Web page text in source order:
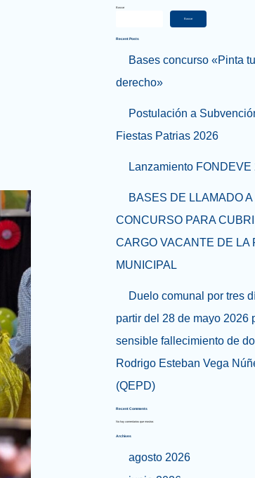
Buscar
Buscar
Recent Posts
Bases concurso «Pinta tu
derecho»
Postulación a
Fiestas Patrias 2026
Lanzamiento FONDEVE
BASES DE LLAMADO A
CONCURSO PARA
CARGO VACANTE DE LA
MUNICIPAL
Duelo comunal por tres
partir del 28 de mayo 2026
sensible fallecimiento de
Rodrigo Esteban Vega
(QEPD)
Recent Comments
No hay comentarios que mostrar.
Archives
agosto 2026